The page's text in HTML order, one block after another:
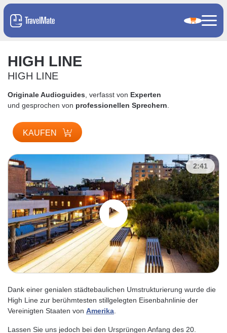
HIGH LINE
HIGH LINE
Originale Audioguides , verfasst von Experten
und gesprochen von professionellen Sprechern
KAUFEN
2:41
Dank einer genialen städtebaulichen Umstrukturierung wurde die
High Line zur berühmtesten stillgelegten Eisenbahnlinie der
Vereinigten Staaten von Amerika
Lassen Sie uns jedoch bei den Ursprüngen Anfang des 20.